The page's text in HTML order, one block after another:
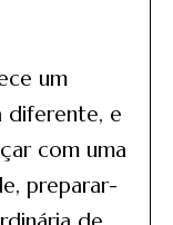
um
diferente, e
com uma
preparar-